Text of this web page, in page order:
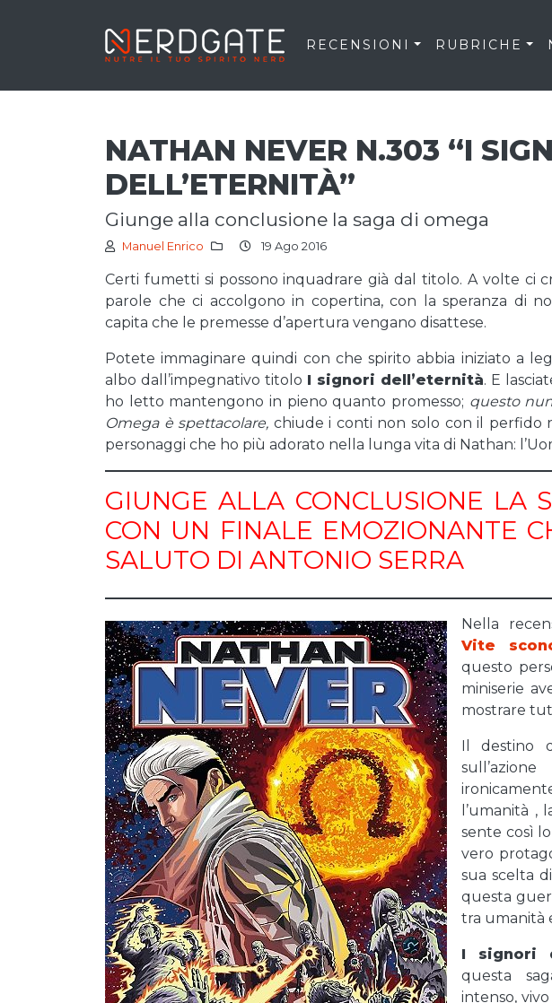
RECENSIONI RUBRICHE
NATHAN NEVER N.303 “I
DELL’ETERNITÀ”
giunge alla conclusione la saga di omega
Manuel Enrico 19 Ago 2016
Certi fumetti si possono inquadrare già dal titolo. A volte ci
parole che ci accolgono in copertina, con la speranza di
capita che le premesse d’apertura vengano disattese.
Potete immaginare quindi con che spirito abbia iniziato a
albo dall’impegnativo titolo I signori dell’eternità. E
ho letto mantengono in pieno quanto promesso; questo
Omega è spettacolare, chiude i conti non solo con il perfido
personaggi che ho più adorato nella lunga vita di Nathan:
GIUNGE ALLA CONCLUSIONE LA
CON UN FINALE EMOZIONANTE
SALUTO DI ANTONIO SERRA
Nella
Vite
questo
miniserie
mostrare
Il destino
l’umanità ,
sente così
vero
sua scelta
questa
tra umanità
I signori
questa
intenso,